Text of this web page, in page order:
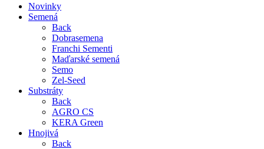
Novinky
Semená
Back
Dobrasemena
Franchi Sementi
Maďarské semená
Semo
Zel-Seed
Substráty
Back
AGRO CS
KERA Green
Hnojivá
Back